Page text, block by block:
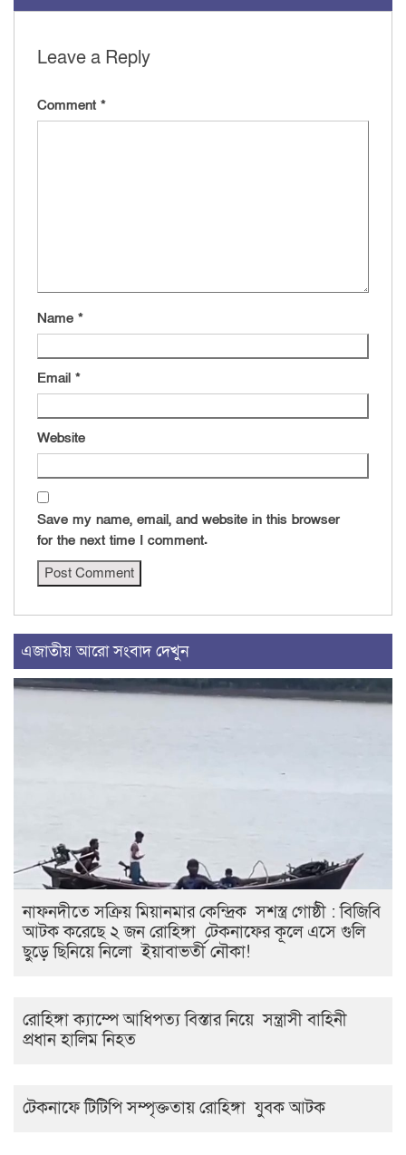
Leave a Reply
Comment *
Name *
Email *
Website
Save my name, email, and website in this browser
for the next time I comment.
এজাতীয় আরো সংবাদ দেখুন
নাফনদীতে সক্রিয় মিয়ানমার কেন্দ্রিক সশস্ত্র গোষ্ঠী : বিজিবি
আটক করেছে ২ জন রোহিঙ্গা টেকনাফের কূলে এসে গুলি
ছুড়ে ছিনিয়ে নিলো ইয়াবাভর্তী নৌকা!
রোহিঙ্গা ক্যাম্পে আধিপত্য বিস্তার নিয়ে সন্ত্রাসী বাহিনী
প্রধান হালিম নিহত
টেকনাফে টিটিপি সম্পৃক্ততায় রোহিঙ্গা যুবক আটক